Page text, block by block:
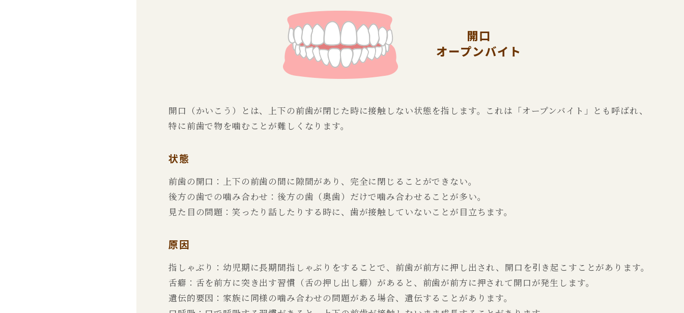
開口
オープンバイト
開口（かいこう）とは、上下の前歯が閉じた時に接触しない状態を指します。これは「オープンバイト」とも呼ばれ、
特に前歯で物を噛むことが難しくなります。
状態
前歯の開口：上下の前歯の間に隙間があり、完全に閉じることができない。
後方の歯での噛み合わせ：後方の歯（奥歯）だけで噛み合わせることが多い。
見た目の問題：笑ったり話したりする時に、歯が接触していないことが目立ちます。
原因
指しゃぶり：幼児期に長期間指しゃぶりをすることで、前歯が前方に押し出され、開口を引き起こすことがあります。
舌癖：舌を前方に突き出す習慣（舌の押し出し癖）があると、前歯が前方に押されて開口が発生します。
遺伝的要因：家族に同様の噛み合わせの問題がある場合、遺伝することがあります。